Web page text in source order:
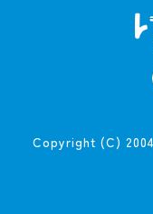
Copyright (C)